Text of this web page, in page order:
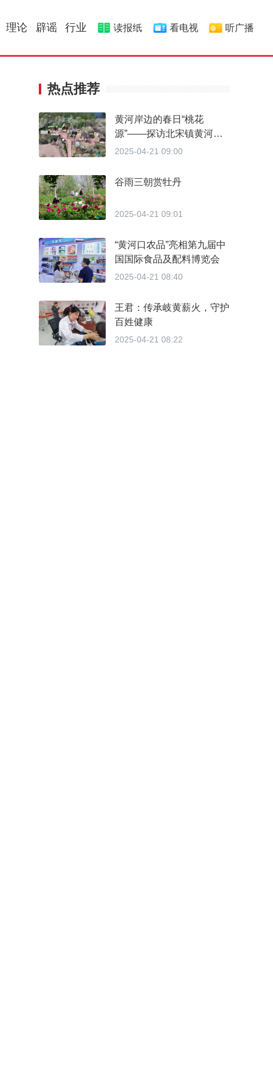
理论 辟谣 行业 读报纸 看电视 听广播
热点推荐
黄河岸边的春日“桃花
源”——探访北宋镇黄河人
家·北岸营地的诗意栖居
2025-04-21 09:00
谷雨三朝赏牡丹
2025-04-21 09:01
“黄河口农品”亮相第九届中
国国际食品及配料博览会
2025-04-21 08:40
王君：传承岐黄薪火，守护
百姓健康
2025-04-21 08:22